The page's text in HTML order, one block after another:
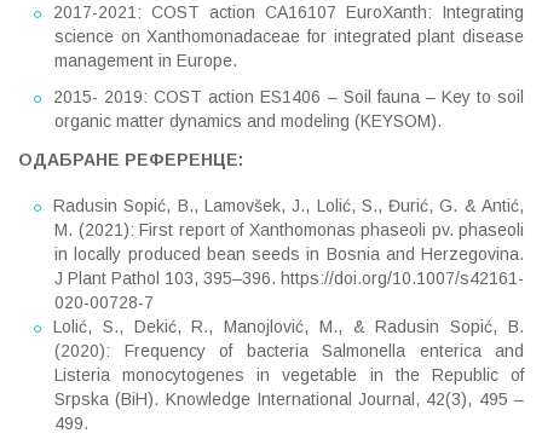
2017-2021: COST action CA16107 EuroXanth: Integrating
science on Xanthomonadaceae for integrated plant disease
management in Europe.
2015- 2019: COST action ES1406 – Soil fauna – Key to soil
organic matter dynamics and modeling (KEYSOM).
ОДАБРАНЕ РЕФЕРЕНЦЕ:
Radusin Sopić, B., Lamovšek, J., Lolić, S., Đurić, G. & Antić,
M. (2021): First report of Xanthomonas phaseoli pv. phaseoli
in locally produced bean seeds in Bosnia and Herzegovina.
J Plant Pathol 103, 395–396. https://doi.org/10.1007/s42161-
020-00728-7
Lolić, S., Dekić, R., Manojlović, M., & Radusin Sopić, B.
(2020): Frequency of bacteria Salmonella enterica and
Listeria monocytogenes in vegetable in the Republic of
Srpska (BiH). Knowledge International Journal, 42(3), 495 –
499.